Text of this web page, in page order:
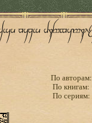
По авторам:
По книгам:
По сериям: